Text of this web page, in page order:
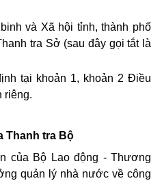
và Xã hội tỉnh, thành phố
tra Sở (sau đây gọi tắt là
tại khoản 1, khoản 2 Điều
riêng.
Thanh tra Bộ
của Bộ Lao động - Thương
quản lý nhà nước về công